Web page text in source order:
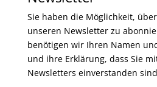
Sie haben die Möglichkeit,
unseren Newsletter zu
benötigen wir Ihren Namen
und ihre Erklärung, dass Sie
Newsletters einverstanden